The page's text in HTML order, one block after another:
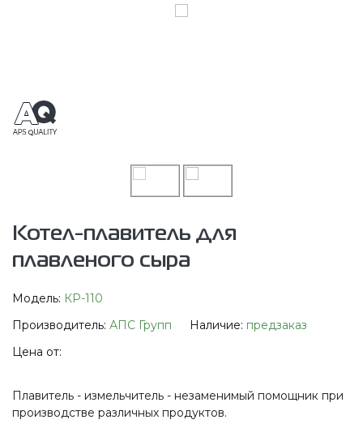
Котел-плавитель для
плавленого сыра
Модель: КР-110
Производитель: АПС Групп Наличие: предзаказ
Цена от:
Плавитель - измельчитель - незаменимый помощник при
производстве различных продуктов.